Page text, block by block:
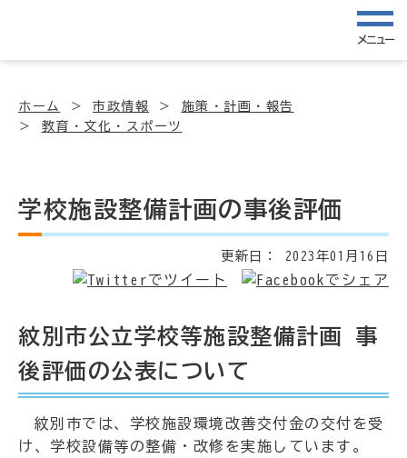
メニュー
ホーム 市政情報
施策・計画・報告
教育・文化・スポーツ
学校施設整備計画の事後評価
更新日： 2023年01月16日
紋別市公立学校等施設整備計画 事
後評価の公表について
紋別市では、学校施設環境改善交付金の交付を受
け、学校設備等の整備・改修を実施しています。